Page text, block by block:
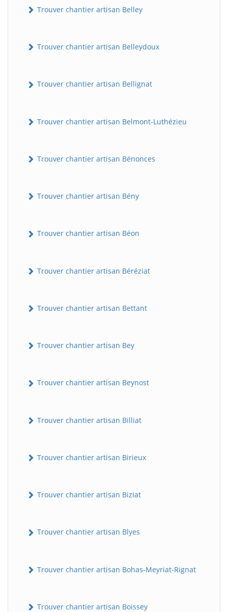
Trouver chantier artisan Belley
Trouver chantier artisan Belleydoux
Trouver chantier artisan Bellignat
Trouver chantier artisan Belmont-Luthézieu
Trouver chantier artisan Bénonces
Trouver chantier artisan Bény
Trouver chantier artisan Béon
Trouver chantier artisan Béréziat
Trouver chantier artisan Bettant
Trouver chantier artisan Bey
Trouver chantier artisan Beynost
Trouver chantier artisan Billiat
Trouver chantier artisan Birieux
Trouver chantier artisan Biziat
Trouver chantier artisan Blyes
Trouver chantier artisan Bohas-Meyriat-Rignat
Trouver chantier artisan Boissey